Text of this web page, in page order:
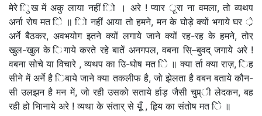
मेरे िुख में अकु लाया नहीं िो । अरे ! प्यार र्ूरा ना वमला, तो व्यथप
अर्ना रोष मत िे ॥ िो नहीं आया तो हमने, मन के घोड़े क्यों भगाये घर र्े
अर्ने बैठकर, अवभयोग इतने क्यों लगाये जाने क्यों रह-रह के हमने, तोर्
खुल-खुल के िगाये करते रहे बातें अनगपल, वबना सि्–बुवद् जगाये अरे !
वबना सोचे या विचारे , व्यथप का उि-घोष मत िे ॥ क्या र्ता क्या राज़, िह
सीने में अर्ने है िबाये जाने क्या तकलीफ है, जो झेलता है वबन बताये कौन-
सी उलझन है मन में, जो रही उसको सताये र्हाड़ जैसी चुप्र्ी लेदकन, बह
रही हो भािनाये अरे ! व्यथा के संतार् से यूूँ , हृिय का संतोष मत िे ॥